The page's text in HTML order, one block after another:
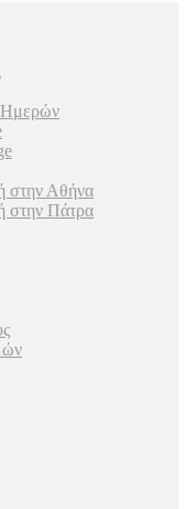
Ημερών
στην Αθήνα
στην Πάτρα